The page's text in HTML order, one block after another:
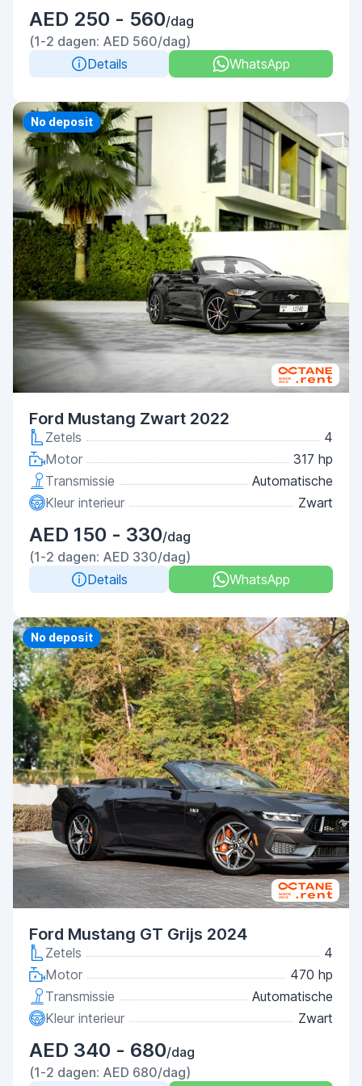
AED 250 - 560/dag
(1-2 dagen: AED 560/dag)
Details
WhatsApp
Priority
No deposit
Ford Mustang Zwart 2022
Zetels
4
Motor
317 hp
Transmissie
Automatische
Kleur interieur
Zwart
AED 150 - 330/dag
(1-2 dagen: AED 330/dag)
Details
WhatsApp
Priority
No deposit
Ford Mustang GT Grijs 2024
Zetels
4
Motor
470 hp
Transmissie
Automatische
Kleur interieur
Zwart
AED 340 - 680/dag
(1-2 dagen: AED 680/dag)